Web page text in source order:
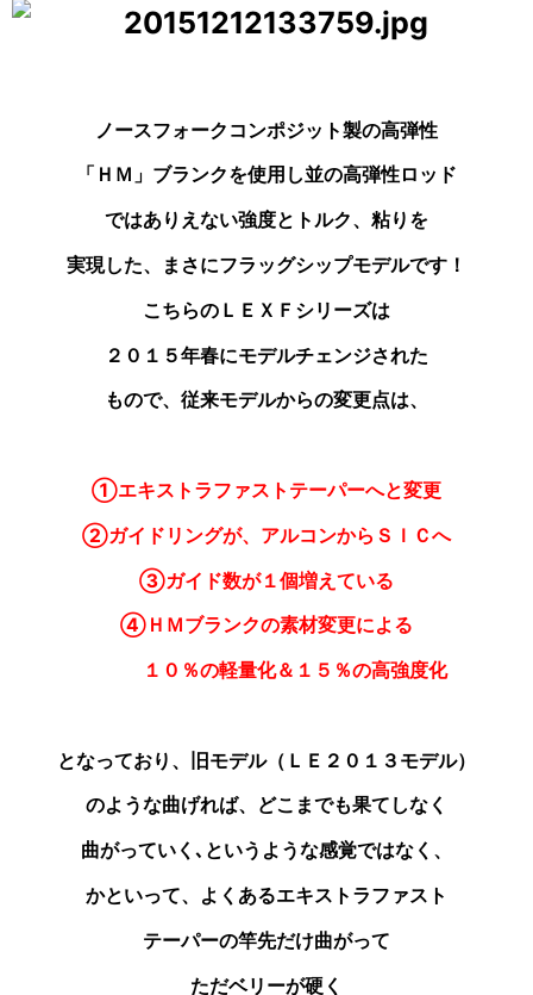
ノースフォークコンポジット製の高弾性
「ＨＭ」ブランクを使用し並の高弾性ロッド
ではありえない強度とトルク、 粘りを
実現した、まさにフラッグシップモデルです！
こちらのＬＥＸＦシリーズは
２０１５年春にモデルチェンジされた
もので、従来モデルからの変更点は、
①エキストラファストテーパーへと変更
②ガイドリングが、アルコンからＳＩＣへ
③ガイド数が１個増えている
④ＨＭブランクの素材変更による
１０％の軽量化＆１５％の高強度化
となっており、旧モデル（ＬＥ２０１３モデル）
のような曲げれば、どこまでも果てしなく
曲がっていく､ というような感覚ではなく、
かといって、よくあるエキストラファスト
テーパーの竿先だけ曲がって
ただベリーが硬く